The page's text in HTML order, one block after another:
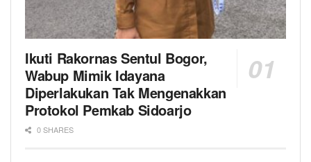
Ikuti Rakornas Sentul Bogor,
Wabup Mimik Idayana
Diperlakukan Tak Mengenakkan
Protokol Pemkab Sidoarjo
0 SHARES